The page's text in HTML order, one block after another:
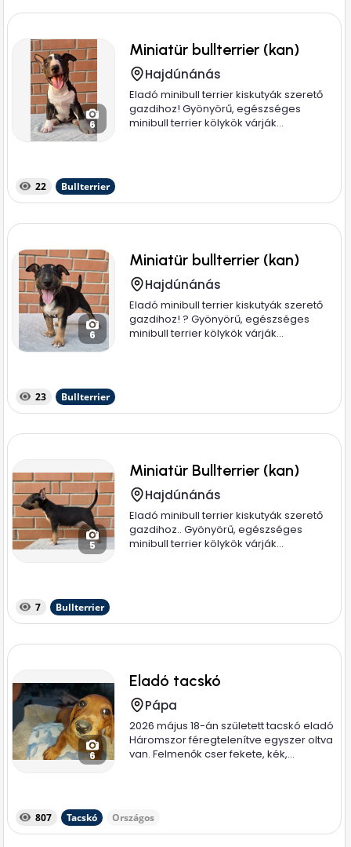
6
Miniatür bullterrier (kan)
Hajdúnánás
Eladó minibull terrier kiskutyák szerető
gazdihoz! Gyönyörű, egészséges
minibull terrier kölykök várják...
22 Bullterrier
6
Miniatür bullterrier (kan)
Hajdúnánás
Eladó minibull terrier kiskutyák szerető
gazdihoz! ? Gyönyörű, egészséges
minibull terrier kölykök várják...
23 Bullterrier
5
Miniatür Bullterrier (kan)
Hajdúnánás
Eladó minibull terrier kiskutyák szerető
gazdihoz.. Gyönyörű, egészséges
minibull terrier kölykök várják...
7 Bullterrier
6
Eladó tacskó
Pápa
2026 május 18-án született tacskó eladó
Háromszor féregtelenítve egyszer oltva
van. Felmenők cser fekete, kék,...
807 Tacskó Országos